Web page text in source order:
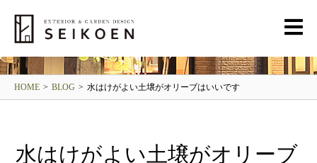
HOME > BLOG > 水はけがよい土壌がオリーブはいいです
水はけがよい土壌がオリーブ